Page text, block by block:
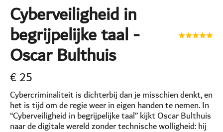
Cyberveiligheid in
begrijpelijke taal -
Oscar Bulthuis
€25
Cybercriminaliteit is dichterbij dan je misschien denkt, en
het is tijd om de regie weer in eigen handen te nemen. In
“Cyberveiligheid in begrijpelijke taal” kijkt Oscar Bulthuis
naar de digitale wereld zonder technische wolligheid: hij